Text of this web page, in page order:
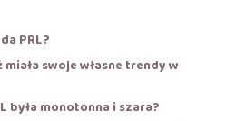
PRL?
miała swoje własne trendy w
była monotonna i szara?